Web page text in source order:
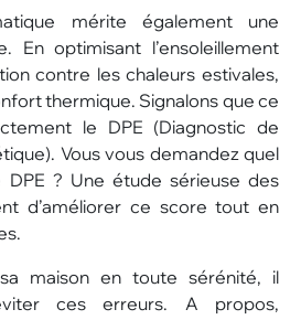
mérite également une
En optimisant l’ensoleillement
contre les chaleurs estivales,
thermique. Signalons que ce
le DPE (Diagnostic de
Vous vous demandez quel
? Une étude sérieuse des
d’améliorer ce score tout en
maison en toute sérénité, il
ces erreurs. A propos,